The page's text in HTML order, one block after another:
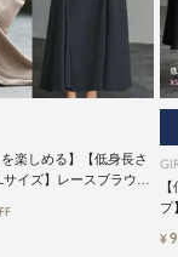
を楽しめる】【低身長さ
サイズ】レースブラウス
ース
プ
¥